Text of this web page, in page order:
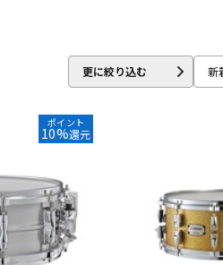
更に絞り込む 新
ポイント
10%還元